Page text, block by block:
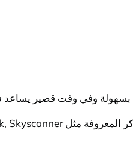
بسهولة وفي وقت قصير يساعد